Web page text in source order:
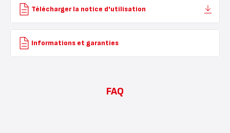
Télécharger la notice d'utilisation
Informations et garanties
FAQ